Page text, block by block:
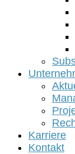
Karriere
Kontakt